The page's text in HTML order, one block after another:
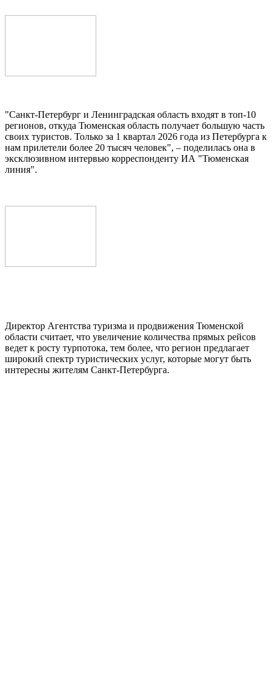
"Санкт-Петербург и Ленинградская область входят в топ-10
регионов, откуда Тюменская область получает большую часть
своих туристов. Только за 1 квартал 2026 года из Петербурга к
нам прилетели более 20 тысяч человек", – поделилась она в
эксклюзивном интервью корреспонденту ИА "Тюменская
линия".
Директор Агентства туризма и продвижения Тюменской
области считает, что увеличение количества прямых рейсов
ведет к росту турпотока, тем более, что регион предлагает
широкий спектр туристических услуг, которые могут быть
интересны жителям Санкт-Петербурга.